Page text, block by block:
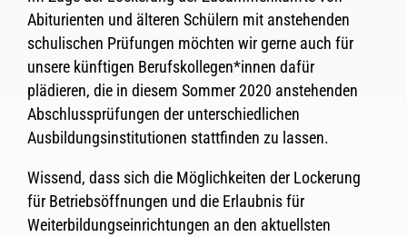
Abiturienten und älteren Schülern mit anstehenden
schulischen Prüfungen möchten wir gerne auch für
unsere künftigen Berufskollegen*innen dafür
plädieren, die in diesem Sommer 2020 anstehenden
Abschlussprüfungen der unterschiedlichen
Ausbildungsinstitutionen stattfinden zu lassen.
Wissend, dass sich die Möglichkeiten der Lockerung
für Betriebsöffnungen und die Erlaubnis für
Weiterbildungseinrichtungen an den aktuellsten